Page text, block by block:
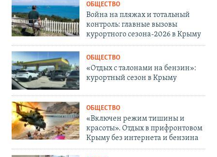
ОБЩЕСТВО
Война на пляжах и тотальный
контроль: главные вызовы
курортного сезона-2026 в Крыму
ОБЩЕСТВО
«Отдых с талонами на бензин»:
курортный сезон в Крыму
ОБЩЕСТВО
«Включен режим тишины и
красоты». Отдых в прифронтовом
Крыму без интернета и бензина